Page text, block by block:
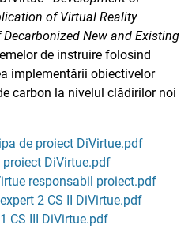
of Virtual Reality
New and Existing
de instruire folosind
implementării obiectivelor
carbon la nivelul clădirilor noi
de proiect DiVirtue.pdf
proiect DiVirtue.pdf
responsabil proiect.pdf
2 CS II DiVirtue.pdf
CS III DiVirtue.pdf